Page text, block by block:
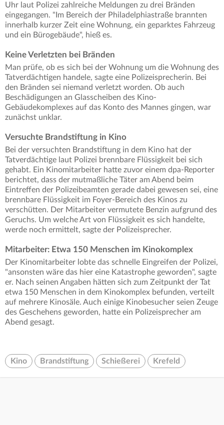
Uhr laut Polizei zahlreiche Meldungen zu drei Bränden
eingegangen. "Im Bereich der Philadelphiastraße brannten
innerhalb kurzer Zeit eine Wohnung, ein geparktes Fahrzeug
und ein Bürogebäude", hieß es.
Keine Verletzten bei Bränden
Man prüfe, ob es sich bei der Wohnung um die Wohnung des
Tatverdächtigen handele, sagte eine Polizeisprecherin. Bei
den Bränden sei niemand verletzt worden. Ob auch
Beschädigungen an Glasscheiben des Kino-
Gebäudekomplexes auf das Konto des Mannes gingen, war
zunächst unklar.
Versuchte Brandstiftung in Kino
Bei der versuchten Brandstiftung in dem Kino hat der
Tatverdächtige laut Polizei brennbare Flüssigkeit bei sich
gehabt. Ein Kinomitarbeiter hatte zuvor einem dpa-Reporter
berichtet, dass der mutmaßliche Täter am Abend beim
Eintreffen der Polizeibeamten gerade dabei gewesen sei, eine
brennbare Flüssigkeit im Foyer-Bereich des Kinos zu
verschütten. Der Mitarbeiter vermutete Benzin aufgrund des
Geruchs. Um welche Art von Flüssigkeit es sich handelte,
werde noch ermittelt, sagte der Polizeisprecher.
Mitarbeiter: Etwa 150 Menschen im Kinokomplex
Der Kinomitarbeiter lobte das schnelle Eingreifen der Polizei,
"ansonsten wäre das hier eine Katastrophe geworden", sagte
er. Nach seinen Angaben hätten sich zum Zeitpunkt der Tat
etwa 150 Menschen in dem Kinokomplex befunden, verteilt
auf mehrere Kinosäle. Auch einige Kinobesucher seien Zeuge
des Geschehens geworden, hatte ein Polizeisprecher am
Abend gesagt.
Kino Brandstiftung Schießerei Krefeld